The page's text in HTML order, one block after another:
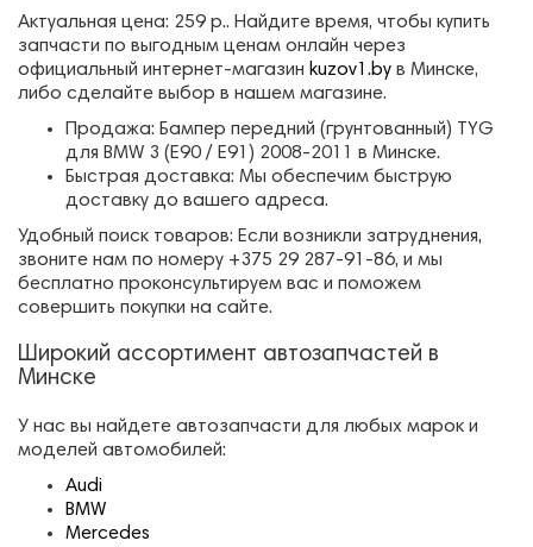
Актуальная цена: 259 р.. Найдите время, чтобы купить
запчасти по выгодным ценам онлайн через
официальный интернет-магазин kuzov1.by в Минске,
либо сделайте выбор в нашем магазине.
Продажа: Бампер передний (грунтованный) TYG
для BMW 3 (E90 / E91) 2008-2011 в Минске.
Быстрая доставка: Мы обеспечим быструю
доставку до вашего адреса.
Удобный поиск товаров: Если возникли затруднения,
звоните нам по номеру +375 29 287-91-86, и мы
бесплатно проконсультируем вас и поможем
совершить покупки на сайте.
Широкий ассортимент автозапчастей в
Минске
У нас вы найдете автозапчасти для любых марок и
моделей автомобилей:
Audi
BMW
Mercedes